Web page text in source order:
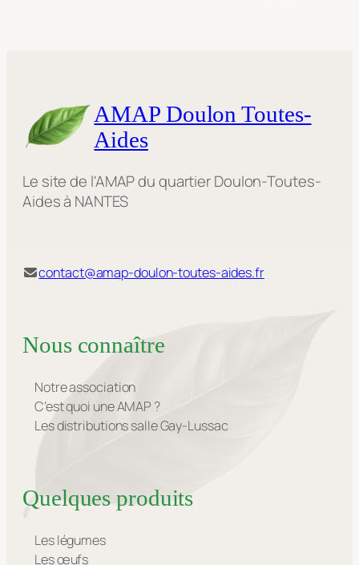
AMAP Doulon Toutes-
Aides
Le site de l'AMAP du quartier Doulon-Toutes-
Aides à NANTES
contact@amap-doulon-toutes-aides.fr
Nous connaître
Notre association
C’est quoi une AMAP ?
Les distributions salle Gay-Lussac
Quelques produits
Les légumes
Les œufs